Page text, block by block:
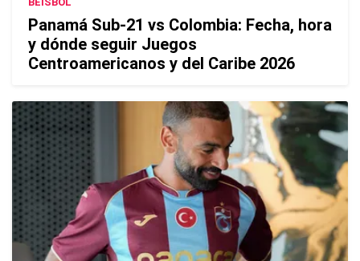
Panamá Sub-21 vs Colombia: Fecha, hora
y dónde seguir Juegos
Centroamericanos y del Caribe 2026